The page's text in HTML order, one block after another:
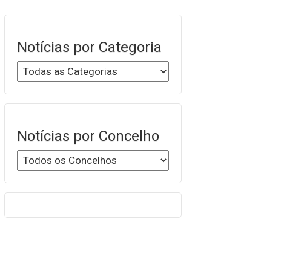
Notícias por Categoria
Notícias por Concelho